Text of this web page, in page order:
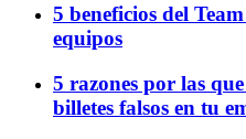
5 beneficios del
equipos
5 razones por las
billetes falsos en tu